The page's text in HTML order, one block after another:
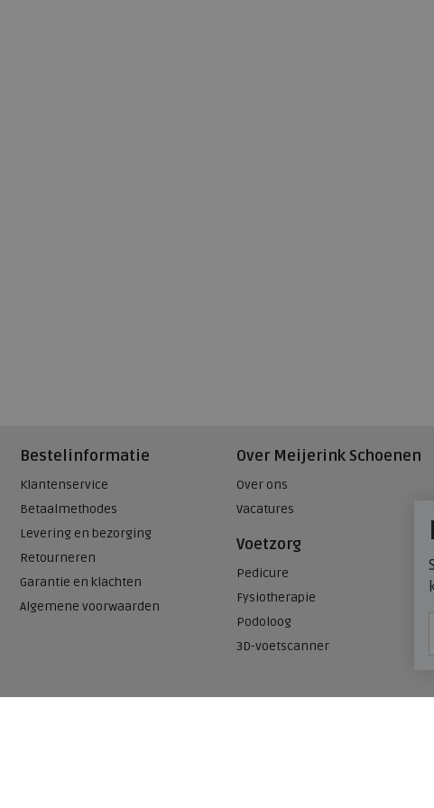
Bestelinformatie
Klantenservice
Betaalmethodes
Levering en bezorging
Retourneren
Garantie en klachten
Algemene voorwaarden
Over Meijerink Schoenen
Over ons
Vacatures
Voetzorg
Pedicure
Fysiotherapie
Podoloog
3D-voetscanner